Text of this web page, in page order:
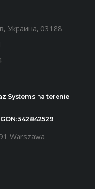
Украина, 03188
Systems na terenie
542842529
Warszawa